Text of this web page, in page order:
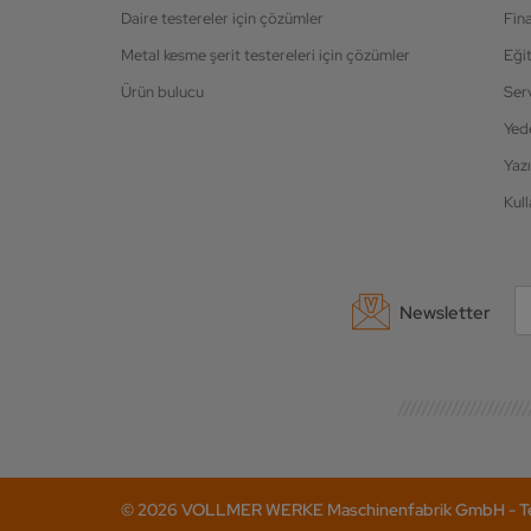
Daire testereler için çözümler
Metal kesme şerit testereleri için çözümler
Ürün bulucu
Newsletter
© 2026 VOLLMER WERKE Maschinenfabrik GmbH -